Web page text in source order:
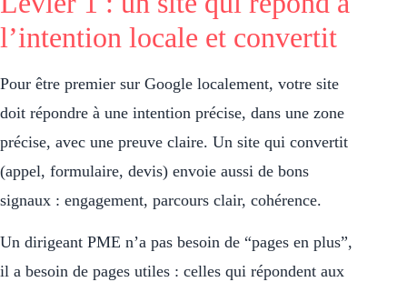
l’intention locale et convertit
Pour être premier sur Google localement, votre site
doit répondre à une intention précise, dans une zone
précise, avec une preuve claire. Un site qui convertit
(appel, formulaire, devis) envoie aussi de bons
signaux : engagement, parcours clair, cohérence.
Un dirigeant PME n’a pas besoin de “pages en plus”,
il a besoin de pages utiles : celles qui répondent aux